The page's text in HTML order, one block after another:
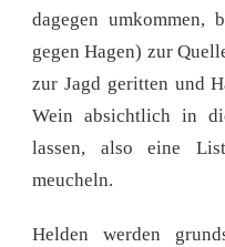
dagegen
gegen Hagen) zur
zur Jagd geritten und
Wein absichtlich in
lassen, also eine
meucheln.
Helden werden